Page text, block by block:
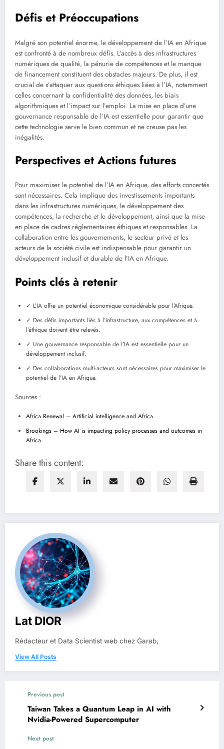
Défis et Préoccupations
Malgré son potentiel énorme, le développement de l’IA en Afrique
est confronté à de nombreux défis. L’accès à des infrastructures
numériques de qualité, la pénurie de compétences et le manque
de financement constituent des obstacles majeurs. De plus, il est
crucial de s’attaquer aux questions éthiques liées à l’IA, notamment
celles concernant la confidentialité des données, les biais
algorithmiques et l’impact sur l’emploi. La mise en place d’une
gouvernance responsable de l’IA est essentielle pour garantir que
cette technologie serve le bien commun et ne creuse pas les
inégalités.
Perspectives et Actions futures
Pour maximiser le potentiel de l’IA en Afrique, des efforts concertés
sont nécessaires. Cela implique des investissements importants
dans les infrastructures numériques, le développement des
compétences, la recherche et le développement, ainsi que la mise
en place de cadres réglementaires éthiques et responsables. La
collaboration entre les gouvernements, le secteur privé et les
acteurs de la société civile est indispensable pour garantir un
développement inclusif et durable de l’IA en Afrique.
Points clés à retenir
✓ L’IA offre un potentiel économique considérable pour l’Afrique.
✓ Des défis importants liés à l’infrastructure, aux compétences et à
l’éthique doivent être relevés.
✓ Une gouvernance responsable de l’IA est essentielle pour un
développement inclusif.
✓ Des collaborations multi-acteurs sont nécessaires pour maximiser le
potentiel de l’IA en Afrique.
Sources :
Africa Renewal – Artificial intelligence and Africa
Brookings – How AI is impacting policy processes and outcomes in
Africa
Share this content:
Lat DIOR
Rédacteur et Data Scientist web chez Garab,
View All Posts
Previous post
Taiwan Takes a Quantum Leap in AI with
Nvidia-Powered Supercomputer
Next post